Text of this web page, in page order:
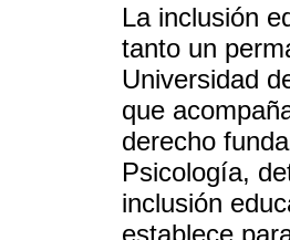
La inclusión
tanto un
Universidad
que
derecho
Psicología,
inclusión
establece